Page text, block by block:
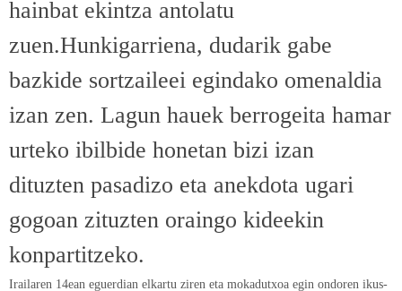
hainbat ekintza antolatu
zuen.Hunkigarriena, dudarik gabe
bazkide sortzaileei egindako omenaldia
izan zen. Lagun hauek berrogeita hamar
urteko ibilbide honetan bizi izan
dituzten pasadizo eta anekdota ugari
gogoan zituzten oraingo kideekin
konpartitzeko.
Irailaren 14ean eguerdian elkartu ziren eta mokadutxoa egin ondoren ikus-